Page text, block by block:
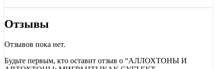
Отзывы
Отзывов пока нет.
Будьте первым, кто оставит отзыв о “АЛЛОХТОНЫ И